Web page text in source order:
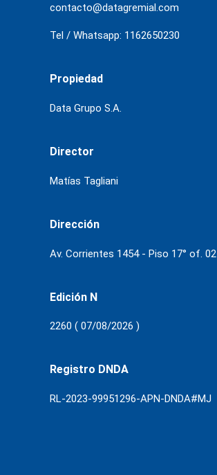
contacto@datagremial.com
Tel / Whatsapp: 1162650230
Propiedad
Data Grupo S.A.
Director
Matías Tagliani
Dirección
Av. Corrientes 1454 - Piso 17° of. 02
Edición N
2260 ( 07/08/2026 )
Registro DNDA
RL-2023-99951296-APN-DNDA#MJ